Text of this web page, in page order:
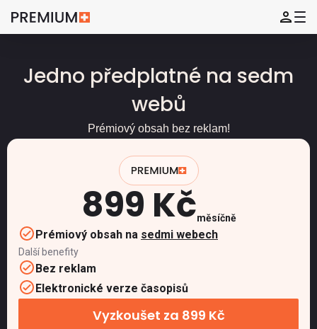
Jedno předplatné na sedm
webů
Prémiový obsah bez reklam!
899 Kčměsíčně
Prémiový obsah na sedmi webech
Další benefity
Bez reklam
Elektronické verze časopisů
Vyzkoušet za 899 Kč